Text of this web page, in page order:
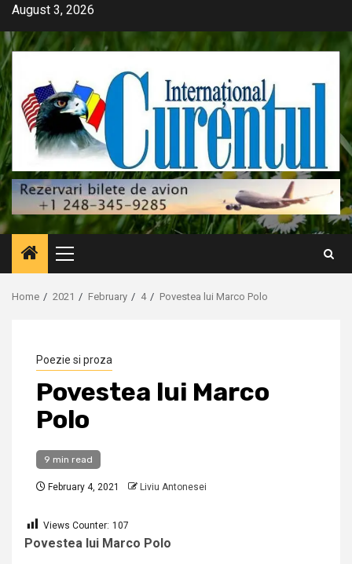
Skip
content
August 3, 2026
Primary
Menu
Home 2021 February 4 Povestea lui Marco Polo
Poezie si proza
Povestea lui Marco
Polo
9 min read
February 4, 2021 Liviu Antonesei
Views Counter: 107
Povestea lui Marco Polo